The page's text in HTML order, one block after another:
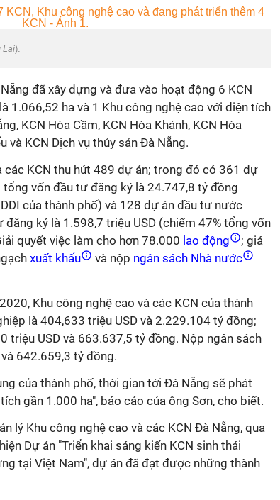
Lai).
đã xây dựng và đưa vào hoạt động 6 KCN
1.066,52 ha và 1 Khu công nghệ cao với diện tích
KCN Hòa Cầm, KCN Hòa Khánh, KCN Hòa
và KCN Dịch vụ thủy sản Đà Nẵng.
các KCN thu hút 489 dự án; trong đó có 361 dự
vốn đầu tư đăng ký là 24.747,8 tỷ đồng
của thành phố) và 128 dự án đầu tư nước
ký là 1.598,7 triệu USD (chiếm 47% tổng vốn
quyết việc làm cho hơn 78.000 lao động
; giá
xuất khẩu và nộp ngân sách Nhà nước
Khu công nghệ cao và các KCN của thành
là 404,633 triệu USD và 2.229.104 tỷ đồng;
triệu USD và 663.637,5 tỷ đồng. Nộp ngân sách
642.659,3 tỷ đồng.
của thành phố, thời gian tới Đà Nẵng sẽ phát
gần 1.000 ha", báo cáo của ông Sơn, cho biết.
lý Khu công nghệ cao và các KCN Đà Nẵng, qua
Dự án "Triển khai sáng kiến KCN sinh thái
tại Việt Nam", dự án đã đạt được những thành